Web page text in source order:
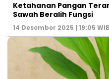
Ketahanan Pangan
Sawah Beralih Fungsi
14 Desember 2025 | 19:05 WIB